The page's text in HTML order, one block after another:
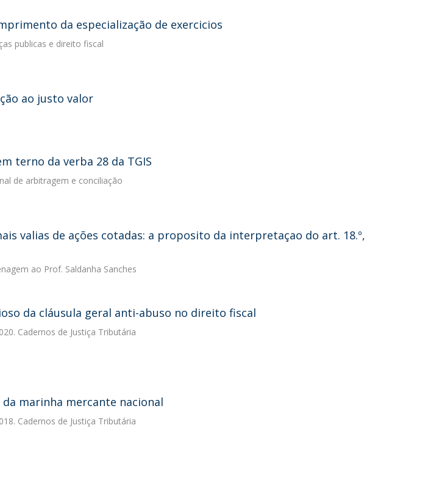
da especialização de exercicios
publicas e direito fiscal
ao justo valor
terno da verba 28 da TGIS
de arbitragem e conciliação
valias de ações cotadas: a proposito da interpretaçao do art. 18.º,
ao Prof. Saldanha Sanches
da cláusula geral anti-abuso no direito fiscal
Cadernos de Justiça Tributária
marinha mercante nacional
Cadernos de Justiça Tributária